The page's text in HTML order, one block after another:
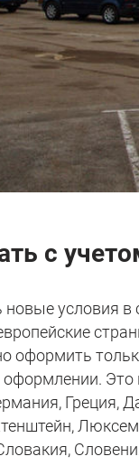
с
условия в
оформить
оформлении. Это
Греция,